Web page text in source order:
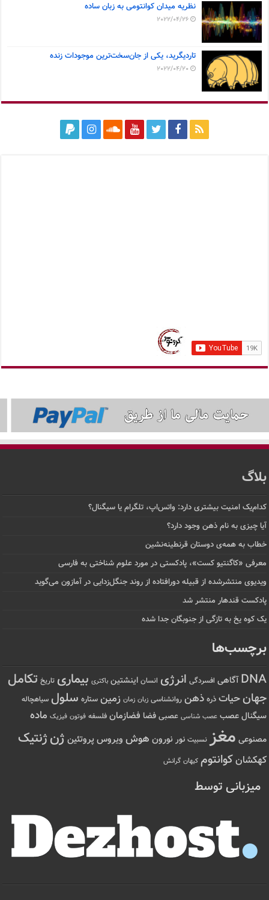
نظریه میدان کوانتومی به زبان ساده
2022/04/26
تاردیگرید، یکی از جان‌سخت‌ترین موجودات زنده
2022/04/20
امنیت بیشتری دارد: واتس‌اپ، تلگرام یا سیگنال؟
چیزی به نام ذهن وجود دارد؟
به همه‌ی دوستان قرنطینه‌نشین
«کاگنتیو کست»، پادکستی در مورد علوم شناختی به فارسی
منتشرشده از قبیله دورافتاده‌ از روند جنگل‌زدایی در آمازون می‌گوید
قندهار منتشر شد
کوه یخ به تازگی از جنوبگان جدا شده
آگاهی افسردگی انرژی انسان اینشتین باکتری بیماری تاریخ تکامل
حیات ذره ذهن روانشناسی زبان زمان زمین ستاره سلول سیاهچاله
عصب عصب شناسی عصبی فضافضازمان فلسفه فوتون فیزیک ماده
مغز نسبیت نورنورونهوش ویروسپروتئینژنژنتیک
کوانتوم کیهان گرانش
میزبانی توسط